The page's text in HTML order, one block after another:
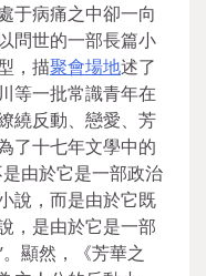
于病痛之中卻一向
問世的一部長篇小
，描聚會場地述了
等一批常識青年在
繞反動、戀愛、芳
了十七年文學中的
由於它是一部政治
說，而是由於它既
，是由於它是一部
顯然，《芳華之